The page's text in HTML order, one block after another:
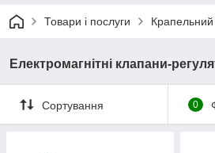
Товари і послуги
Електромагнітні клапани-
Сортування 0